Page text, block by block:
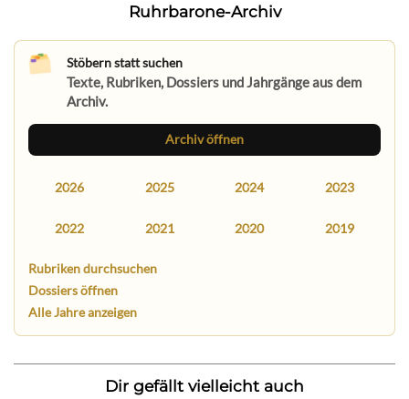
Ruhrbarone-Archiv
Stöbern statt suchen
Texte, Rubriken, Dossiers und Jahrgänge aus dem
Archiv.
Archiv öffnen
2026 2025 2024 2023
2022 2021 2020 2019
Rubriken durchsuchen
Dossiers öffnen
Alle Jahre anzeigen
Dir gefällt vielleicht auch